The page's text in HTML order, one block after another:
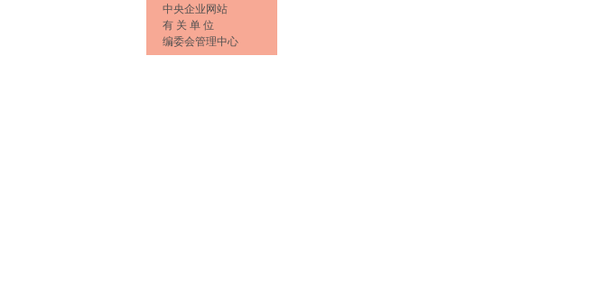
中央企业网站
有 关 单 位
编委会管理中心